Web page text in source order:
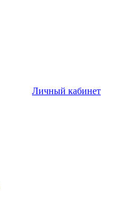
Личный кабинет